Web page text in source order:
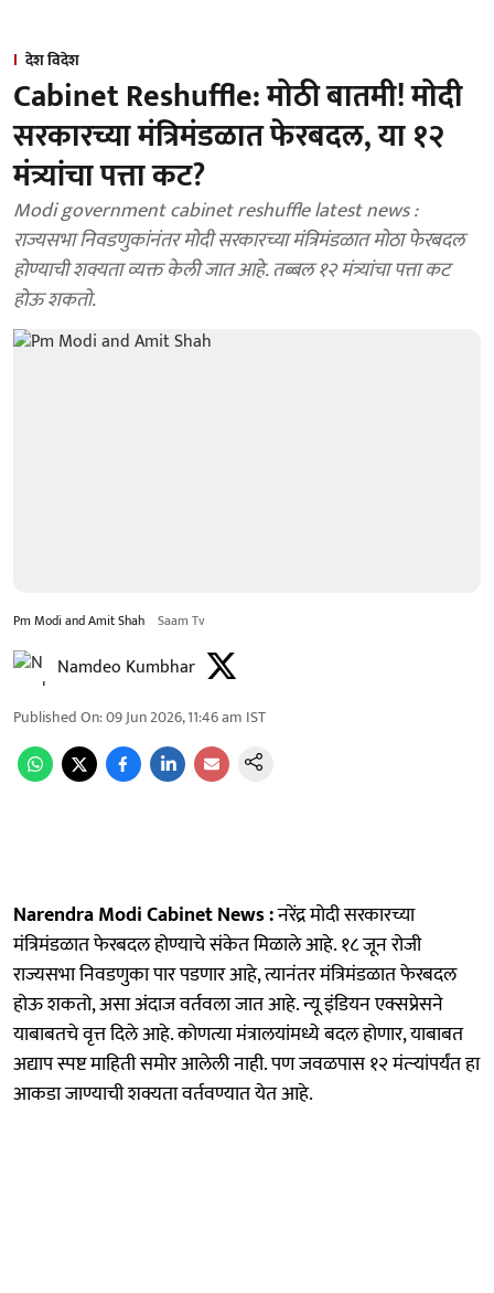
देश विदेश
Cabinet Reshuffle: मोठी बातमी! मोदी
सरकारच्या मंत्रिमंडळात फेरबदल, या १२
मंत्र्यांचा पत्ता कट?
Modi government cabinet reshuffle latest news :
राज्यसभा निवडणुकांनंतर मोदी सरकारच्या मंत्रिमंडळात मोठा फेरबदल
होण्याची शक्यता व्यक्त केली जात आहे. तब्बल १२ मंत्र्यांचा पत्ता कट
होऊ शकतो.
Pm Modi and Amit Shah Saam Tv
Namdeo Kumbhar
Published On:09 Jun 2026, 11:46 am IST
Narendra Modi Cabinet News :नरेंद्र मोदी सरकारच्या
मंत्रिमंडळात फेरबदल होण्याचे संकेत मिळाले आहे. १८ जून रोजी
राज्यसभा निवडणुका पार पडणार आहे, त्यानंतर मंत्रिमंडळात फेरबदल
होऊ शकतो, असा अंदाज वर्तवला जात आहे. न्यू इंडियन एक्सप्रेसने
याबाबतचे वृत्त दिले आहे. कोणत्या मंत्रालयांमध्ये बदल होणार, याबाबत
अद्याप स्पष्ट माहिती समोर आलेली नाही. पण जवळपास १२ मंत्र्‍यांपर्यंत हा
आकडा जाण्याची शक्यता वर्तवण्यात येत आहे.